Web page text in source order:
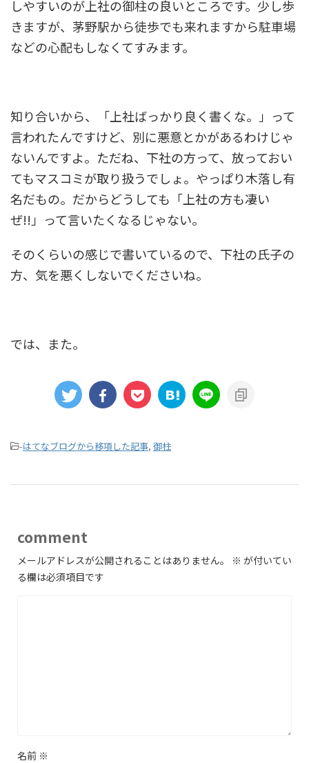
しやすいのが上社の御柱の良いところです。少し歩
きますが、茅野駅から徒歩でも来れますから駐車場
などの心配もしなくてすみます。
知り合いから、「上社ばっかり良く書くな。」って
言われたんですけど、別に悪意とかがあるわけじゃ
ないんですよ。ただね、下社の方って、放っておい
てもマスコミが取り扱うでしょ。やっぱり木落し有
名だもの。だからどうしても「上社の方も凄い
ぜ!!」って言いたくなるじゃない。
そのくらいの感じで書いているので、下社の氏子の
方、気を悪くしないでくださいね。
では、また。
-はてなブログから移項した記事, 御柱
comment
メールアドレスが公開されることはありません。 ※ が付いてい
る欄は必須項目です
名前 ※